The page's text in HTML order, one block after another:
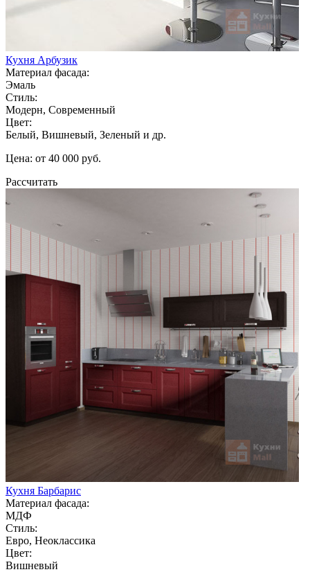
Кухня Арбузик
Материал фасада:
Эмаль
Стиль:
Модерн, Современный
Цвет:
Белый, Вишневый, Зеленый и др.
Цена: от 40 000 руб.
Рассчитать
Кухня Барбарис
Материал фасада:
МДФ
Стиль:
Евро, Неоклассика
Цвет:
Вишневый